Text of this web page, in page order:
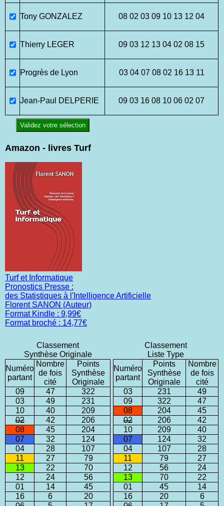
Tony GONZALEZ 08 02 03 09 10 13 12 04
Thierry LEGER 09 03 12 13 04 02 08 15
Progrès de Lyon 03 04 07 08 02 16 13 11
Jean-Paul DELPERIE 09 03 16 08 10 06 02 07
Validez votre sélection
Amazon - livres Turf
Turf et Informatique
Pronostics Presse :
des Statistiques à l'Intelligence Artificielle
Florent SANON (Auteur)
Format Kindle : 9,99€
Format broché : 14,77€
Classement
Synthèse Originale
Numéro
partant
Nombre
de fois
cité
Points
Synthèse
Originale
09
47
322
03
49
231
10
40
209
02
42
206
08
45
204
07
32
124
04
28
107
11
27
79
13
22
70
12
24
56
01
14
45
16
6
20
Classement
Liste Type
Numéro
partant
Points
Synthèse
Originale
Nombre
de fois
cité
03
231
49
09
322
47
08
204
45
02
206
42
10
209
40
07
124
32
04
107
28
11
79
27
12
56
24
13
70
22
01
45
14
16
20
6